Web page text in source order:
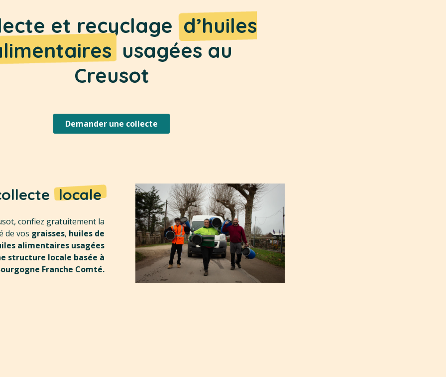
et recyclage d’huiles
usagées au
Creusot
Demander une collecte
locale
confiez gratuitement la
de vos graisses, huiles de
alimentaires usagées
structure locale basée à
Franche Comté.